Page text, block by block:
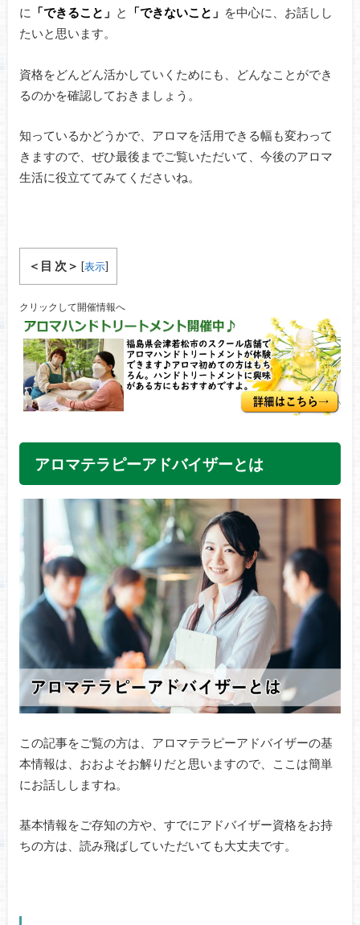
に 「できること」 と 「できないこと」 を中心に、お話しし
たいと思います。
資格をどんどん活かしていくためにも、どんなことができ
るのかを確認しておきましょう。
知っているかどうかで、アロマを活用できる幅も変わって
きますので、ぜひ最後までご覧いただいて、今後のアロマ
生活に役立ててみてくださいね。
＜目 次＞ [表示]
クリックして開催情報へ
アロマテラピーアドバイザーとは
この記事をご覧の方は、アロマテラピーアドバイザーの基
本情報は、おおよそお解りだと思いますので、ここは簡単
にお話ししますね。
基本情報をご存知の方や、すでにアドバイザー資格をお持
ちの方は、読み飛ばしていただいても大丈夫です。